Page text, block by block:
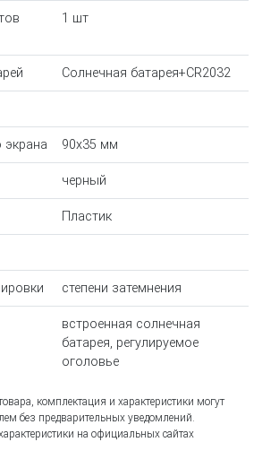
1 шт
Солнечная батарея+CR2032
90х35 мм
черный
Пластик
степени затемнения
встроенная солнечная
батарея, регулируемое
оголовье
комплектация и характеристики могут
без предварительных уведомлений.
на официальных сайтах